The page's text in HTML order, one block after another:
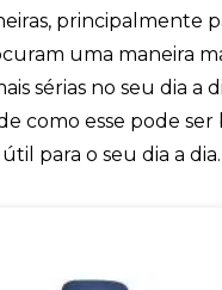
principalmente
uma maneira
sérias no seu dia a
como esse pode ser
para o seu dia a dia.